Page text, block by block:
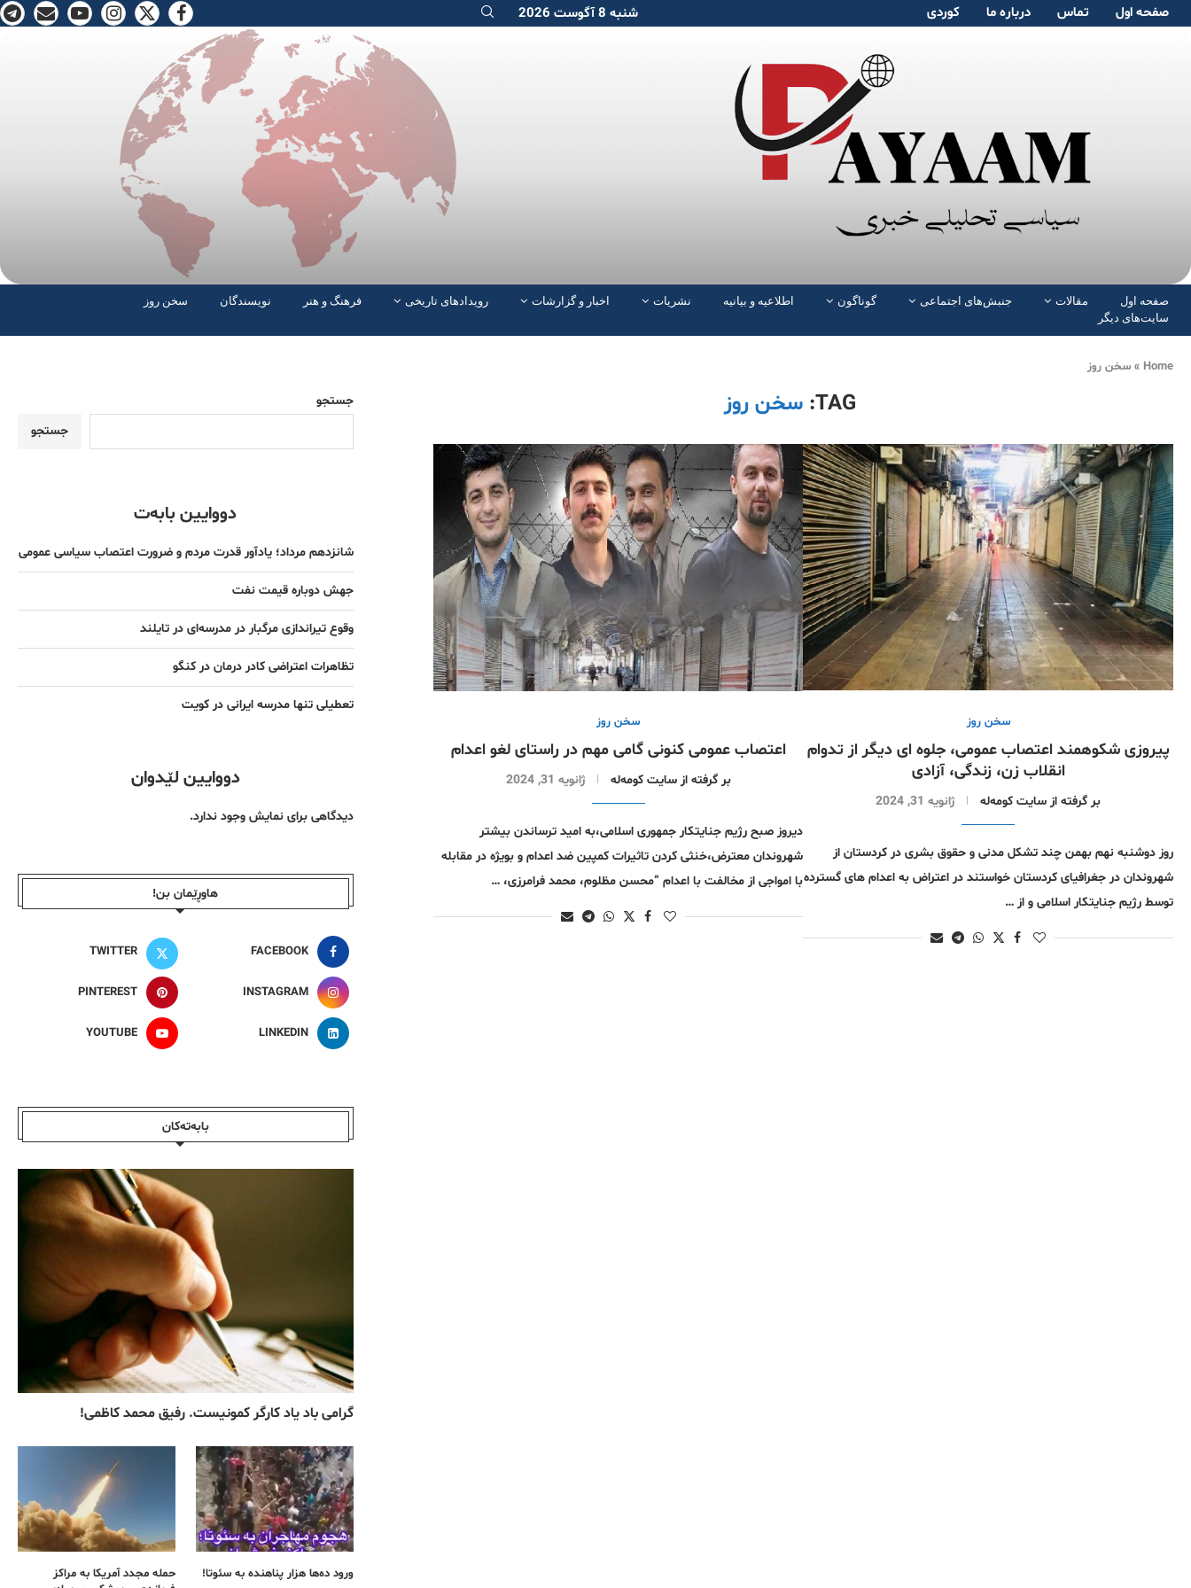
صفحە اول تماس دربارە ما کوردی شنبه 8 آگوست 2026
صفحە اول مقالات جنبش‌های اجتماعی گوناگون اطلاعیه و بیانیه نشریات اخبار و گزارشات رویدادهای تاریخی فرهنگ و هنر نویسندگان
سخن روز
سایت‌های دیگر
Home
» سخن روز
TAG: سخن روز
سخن روز
پیروزی شکوهمند اعتصاب عمومی، جلوه ای دیگر از تدوام
انقلاب زن، زندگی، آزادی
بر گرفتە از سایت کومەلە ژانویه 31, 2024
روز دوشنبه نهم بهمن چند تشکل مدنی و حقوق بشری در کردستان از
شهروندان در جغرافیای کردستان خواستند در اعتراض به اعدام های گسترده
توسط رژیم جنایتکار اسلامی و از …
سخن روز
اعتصاب عمومی کنونی گامی مهم در راستای لغو اعدام
بر گرفتە از سایت کومەلە ژانویه 31, 2024
دیروز صبح رژیم جنایتکار جمهوری اسلامی،به امید ترساندن بیشتر
شهروندان معترض،خنثی کردن تاثیرات کمپین ضد اعدام و بویژه در مقابله
با امواجی از مخالفت با اعدام “محسن مظلوم، محمد فرامرزی، …
جستجو
جستجو
دووایین بابەت
شانزدهم مرداد؛ یادآور قدرت مردم و ضرورت اعتصاب سیاسی عمومی
جهش دوباره قیمت نفت
وقوع تیراندازی مرگبار در مدرسه‌ای در تایلند
تظاهرات اعتراضی کادر درمان در کنگو
تعطیلی تنها مدرسه ایرانی در کویت
دووایین لێدوان
دیدگاهی برای نمایش وجود ندارد.
هاوڕێمان بن!
FACEBOOK
TWITTER
INSTAGRAM
PINTEREST
LINKEDIN
YOUTUBE
بابەتەکان
گرامی باد یاد کارگر کمونیست. رفیق محمد کاظمی!
ورود ده‌ها هزار پناهنده به سئوتا!
حمله مجدد آمریکا به مراکز